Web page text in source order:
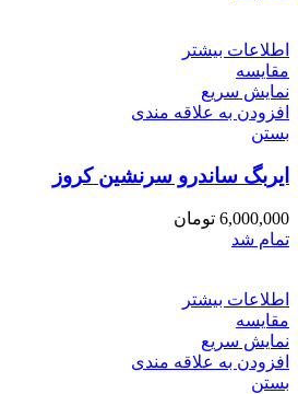
اطلاعات بیشتر
مقایسه
نمایش سریع
افزودن به علاقه مندی
بستن
ایربگ ساندرو سرنشین کروز
6,000,000 تومان
تمام شد
اطلاعات بیشتر
مقایسه
نمایش سریع
افزودن به علاقه مندی
بستن